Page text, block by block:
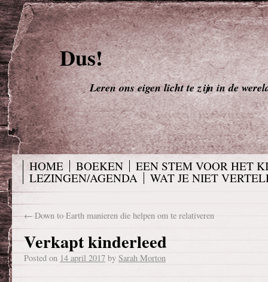
Dus!
Leren ons eigen licht te zijn in de
HOME BOEKEN
EEN STEM VOOR HET
LEZINGEN/AGENDA
WAT JE NIET
← Down to Earth manieren die helpen om te relativeren
Verkapt kinderleed
Posted on 14 april 2017 by Sarah Morton